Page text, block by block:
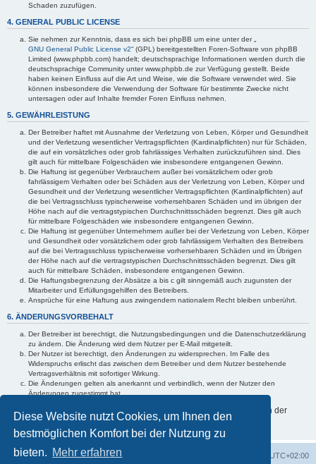
Diese Website nutzt Cookies, um Ihnen den
bestmöglichen Komfort bei der Nutzung zu
bieten. Mehr erfahren
Schaden zuzufügen.
4. GENERAL PUBLIC LICENSE
Sie nehmen zur Kenntnis, dass es sich bei phpBB um eine unter der „
GNU General Public License v2“ (GPL) bereitgestellten Foren-Software von phpBB
Limited (www.phpbb.com) handelt; deutschsprachige Informationen werden durch die
deutschsprachige Community unter www.phpbb.de zur Verfügung gestellt. Beide
haben keinen Einfluss auf die Art und Weise, wie die Software verwendet wird. Sie
können insbesondere die Verwendung der Software für bestimmte Zwecke nicht
untersagen oder auf Inhalte fremder Foren Einfluss nehmen.
5. GEWÄHRLEISTUNG
Der Betreiber haftet mit Ausnahme der Verletzung von Leben, Körper und Gesundheit
und der Verletzung wesentlicher Vertragspflichten (Kardinalpflichten) nur für Schäden,
die auf ein vorsätzliches oder grob fahrlässiges Verhalten zurückzuführen sind. Dies
gilt auch für mittelbare Folgeschäden wie insbesondere entgangenen Gewinn.
Die Haftung ist gegenüber Verbrauchern außer bei vorsätzlichem oder grob
fahrlässigem Verhalten oder bei Schäden aus der Verletzung von Leben, Körper und
Gesundheit und der Verletzung wesentlicher Vertragspflichten (Kardinalpflichten) auf
die bei Vertragsschluss typischerweise vorhersehbaren Schäden und im übrigen der
Höhe nach auf die vertragstypischen Durchschnittsschäden begrenzt. Dies gilt auch
für mittelbare Folgeschäden wie insbesondere entgangenen Gewinn.
Die Haftung ist gegenüber Unternehmern außer bei der Verletzung von Leben, Körper
und Gesundheit oder vorsätzlichem oder grob fahrlässigem Verhalten des Betreibers
auf die bei Vertragsschluss typischerweise vorhersehbaren Schäden und im Übrigen
der Höhe nach auf die vertragstypischen Durchschnittsschäden begrenzt. Dies gilt
auch für mittelbare Schäden, insbesondere entgangenen Gewinn.
Die Haftungsbegrenzung der Absätze a bis c gilt sinngemäß auch zugunsten der
Mitarbeiter und Erfüllungsgehilfen des Betreibers.
Ansprüche für eine Haftung aus zwingendem nationalem Recht bleiben unberührt.
6. ÄNDERUNGSVORBEHALT
Der Betreiber ist berechtigt, die Nutzungsbedingungen und die Datenschutzerklärung
zu ändern. Die Änderung wird dem Nutzer per E-Mail mitgeteilt.
Der Nutzer ist berechtigt, den Änderungen zu widersprechen. Im Falle des
Widerspruchs erlischt das zwischen dem Betreiber und dem Nutzer bestehende
Vertragsverhältnis mit sofortiger Wirkung.
Die Änderungen gelten als anerkannt und verbindlich, wenn der Nutzer den
Änderungen zugestimmt hat.
Informationen über den Umgang mit Ihren persönlichen Daten sind in der
Datenschutzerklärung enthalten.
Foren-Übersicht UTC+02:00